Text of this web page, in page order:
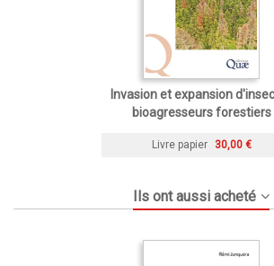
Invasion et expansion
bioagresseurs forestiers
Livre papier 30,00 €
Ils ont aussi acheté